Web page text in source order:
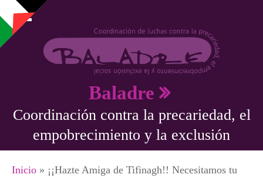
Pasar al contenido principal
Baladre
Coordinación contra la precariedad, el
empobrecimiento y la exclusión
Se encuentra usted aquí
Inicio » ¡¡Hazte Amiga de Tifinagh!! Necesitamos tu